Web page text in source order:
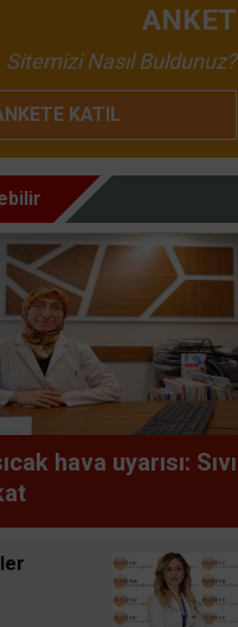
ANKET
Sitemizi Nasıl Buldunuz?
KATIL
hava uyarısı: Sıvı